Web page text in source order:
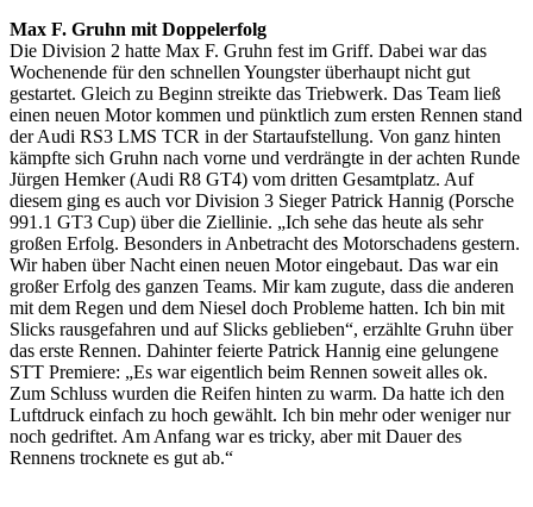
Max F. Gruhn mit Doppelerfolg
Die Division 2 hatte Max F. Gruhn fest im Griff. Dabei war das
Wochenende für den schnellen Youngster überhaupt nicht gut
gestartet. Gleich zu Beginn streikte das Triebwerk. Das Team ließ
einen neuen Motor kommen und pünktlich zum ersten Rennen stand
der Audi RS3 LMS TCR in der Startaufstellung. Von ganz hinten
kämpfte sich Gruhn nach vorne und verdrängte in der achten Runde
Jürgen Hemker (Audi R8 GT4) vom dritten Gesamtplatz. Auf
diesem ging es auch vor Division 3 Sieger Patrick Hannig (Porsche
991.1 GT3 Cup) über die Ziellinie. „Ich sehe das heute als sehr
großen Erfolg. Besonders in Anbetracht des Motorschadens gestern.
Wir haben über Nacht einen neuen Motor eingebaut. Das war ein
großer Erfolg des ganzen Teams. Mir kam zugute, dass die anderen
mit dem Regen und dem Niesel doch Probleme hatten. Ich bin mit
Slicks rausgefahren und auf Slicks geblieben“, erzählte Gruhn über
das erste Rennen. Dahinter feierte Patrick Hannig eine gelungene
STT Premiere: „Es war eigentlich beim Rennen soweit alles ok.
Zum Schluss wurden die Reifen hinten zu warm. Da hatte ich den
Luftdruck einfach zu hoch gewählt. Ich bin mehr oder weniger nur
noch gedriftet. Am Anfang war es tricky, aber mit Dauer des
Rennens trocknete es gut ab.“